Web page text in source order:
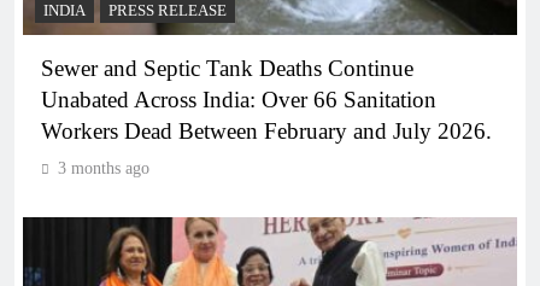
INDIA PRESS RELEASE
Sewer and Septic Tank Deaths Continue
Unabated Across India: Over 66 Sanitation
Workers Dead Between February and July 2026.
3 months ago